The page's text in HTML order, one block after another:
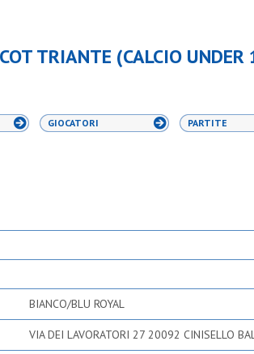
TRIANTE (CALCIO
GIOCATORI PARTITE
BIANCO/BLU ROYAL
VIA DEI LAVORATORI 27 20092 CINISELLO